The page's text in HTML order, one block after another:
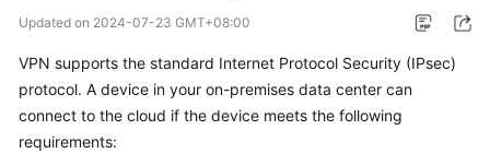
Billing
Getting
Started
Updated on 2024-07-23 GMT+08:00
VPN supports the standard Internet Protocol Security (IPsec)
protocol. A device in your on-premises data center can
connect to the cloud if the device meets the following
requirements: